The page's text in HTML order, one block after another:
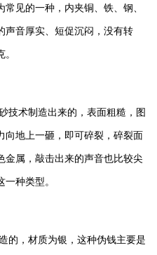
见的一种，内夹铜、铁、钢、
声音厚实、短促沉闷，没有转
技术制造出来的，表面粗糙，图
向地上一砸，即可碎裂，碎裂面
金属，敲击出来的声音也比较尖
种类型。
的，材质为银，这种伪钱主要是